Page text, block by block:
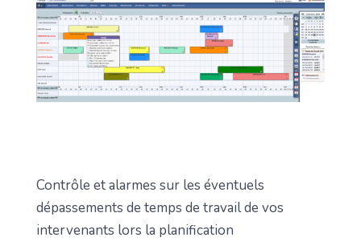
Contrôle et alarmes sur les éventuels
dépassements de temps de travail de vos
intervenants lors la planification